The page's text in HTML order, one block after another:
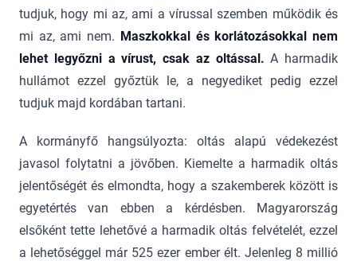
tudjuk, hogy mi az, ami a vírussal szemben működik és
mi az, ami nem. Maszkokkal és korlátozásokkal nem
lehet legyőzni a vírust, csak az oltással. A harmadik
hullámot ezzel győztük le, a negyediket pedig ezzel
tudjuk majd kordában tartani.
A kormányfő hangsúlyozta: oltás alapú védekezést
javasol folytatni a jövőben. Kiemelte a harmadik oltás
jelentőségét és elmondta, hogy a szakemberek között is
egyetértés van ebben a kérdésben. Magyarország
elsőként tette lehetővé a harmadik oltás felvételét, ezzel
a lehetőséggel már 525 ezer ember élt. Jelenleg 8 millió